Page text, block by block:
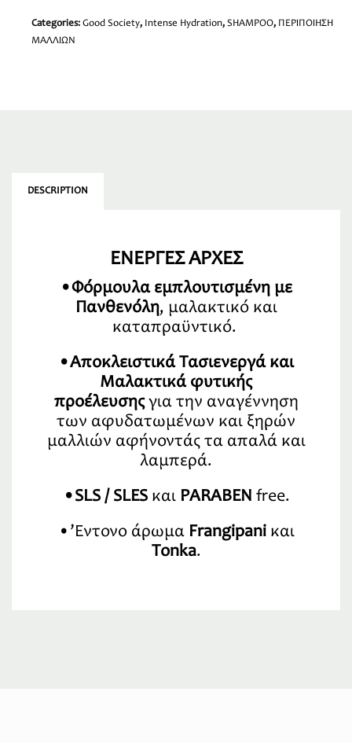
Categories: Good Society, Intense Hydration, SHAMPOO, ΠΕΡΙΠΟΙΗΣΗ
ΜΑΛΛΙΩΝ
DESCRIPTION
ΕΝΕΡΓΕΣ ΑΡΧΕΣ
•Φόρμουλα εμπλουτισμένη με
Πανθενόλη, μαλακτικό και
καταπραϋντικό.
•Αποκλειστικά Τασιενεργά και
Μαλακτικά φυτικής
προέλευσηςγια την αναγέννηση
των αφυδατωμένων και ξηρών
μαλλιών αφήνοντάς τα απαλά και
λαμπερά.
•SLS / SLESκαι PARABEN free.
•’Έντονο άρωμα Frangipaniκαι
Τonka.